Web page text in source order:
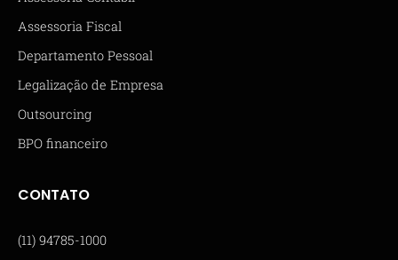
Assessoria Fiscal
Departamento Pessoal
Legalização de Empresa
Outsourcing
BPO financeiro
CONTATO
(11) 94785-1000